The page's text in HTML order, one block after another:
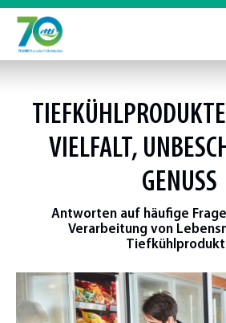
TIEFKÜHLPRODUKTE
VIELFALT,
GENUSS
Antworten auf häufige
Verarbeitung von